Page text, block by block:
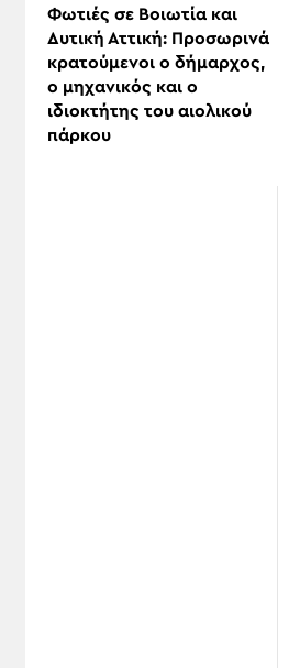
Φωτιές σε Βοιωτία και
Δυτική Αττική: Προσωρινά
κρατούμενοι ο δήμαρχος,
ο μηχανικός και ο
ιδιοκτήτης του αιολικού
πάρκου